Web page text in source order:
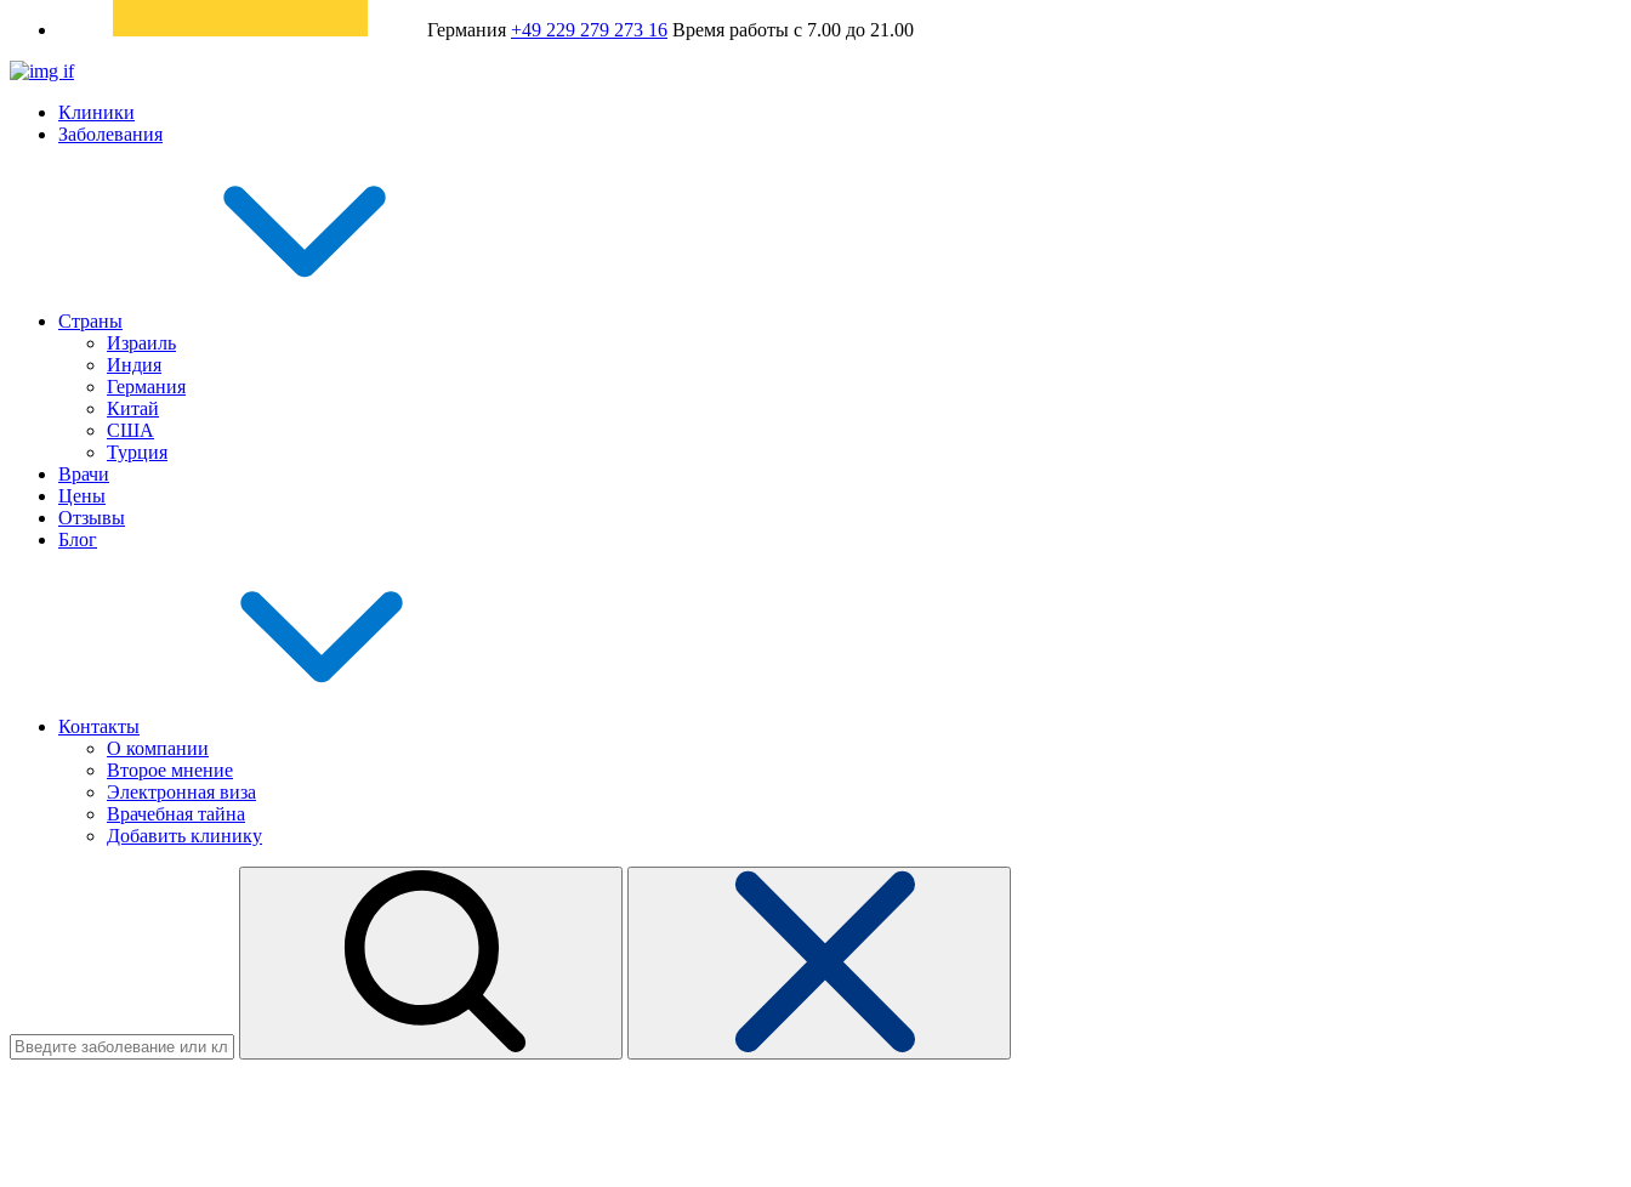
Германия +49 229 279 273 16 Время работы с 7.00 до 21.00
Клиники
Заболевания
Страны
Израиль
Индия
Германия
Китай
США
Турция
Врачи
Цены
Отзывы
Блог
Контакты
О компании
Второе мнение
Электронная виза
Врачебная тайна
Добавить клинику